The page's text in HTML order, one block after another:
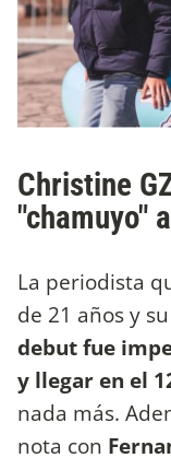
Christine
"chamuyo"
La periodista
de 21 años y
debut fue
y llegar en el
nada más.
nota con